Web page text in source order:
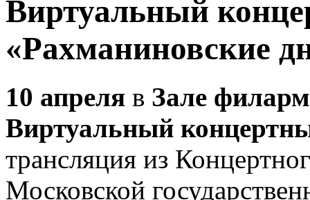
Виртуальный
«Рахманиновские
10 апреля в Зале
Виртуальный
трансляция из
Московской